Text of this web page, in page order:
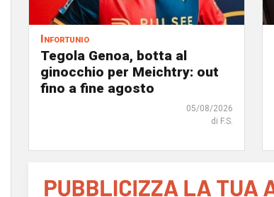
Infortunio
Tegola Genoa, botta al
ginocchio per Meichtry: out
fino a fine agosto
05/08/2026
di F.S.